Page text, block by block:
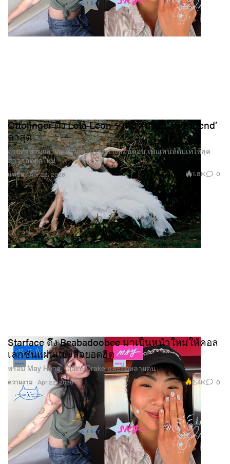
แฟชั่น
Ottolinger ดึง Lola Leon ร่วมแคมเปญ ‘Girlfriend’
ล่าสุด
ถ่ายทำท่ามกลางสวนรกครึ้มใจกลางลอนดอน เพิ่มเสน่ห์ดิบเท่ให้ลุค
สาวฮอตยุคใหม่
Apr 22, 2026 1.8K 0
ความงาม
Starface ดึง Beabadoobee มาเป็นหน้าใหม่ให้คอล
เลกชันแผ่นแปะสิวยอดฮิต
พร้อม May Hong, Claire Drake และอีกหลายคน
Apr 22, 2026 2.4K 0